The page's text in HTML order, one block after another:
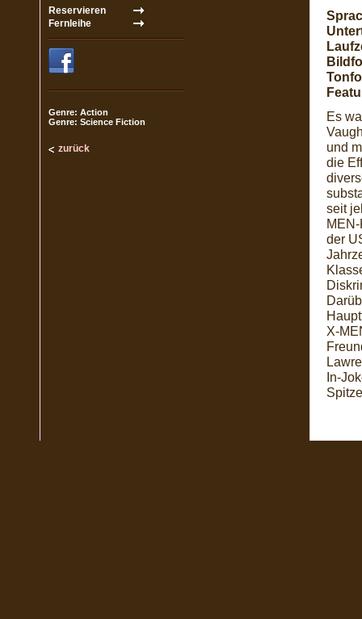
Genre: Action
Genre: Science Fiction
zurück
Es
und
die
seit
der
X-
In-